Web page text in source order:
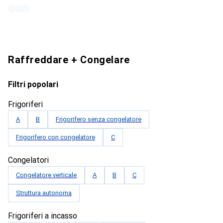
Raffreddare + Congelare
Filtri popolari
Frigoriferi
A B Frigorifero senza congelatore
Frigorifero con congelatore C
Congelatori
Congelatore verticale A B C
Struttura autonoma
Frigoriferi a incasso